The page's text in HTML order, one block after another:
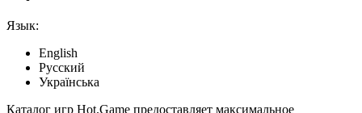
Язык:
English
Русский
Українська
Каталог игр Hot.Game предоставляет максимальное